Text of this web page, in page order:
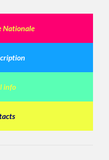
Nationale
info